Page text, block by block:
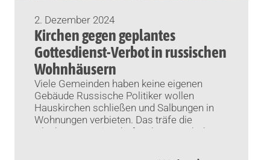
2. Dezember 2024
Kirchen gegen geplantes
Gottesdienst-Verbot in russischen
Wohnhäusern
Viele Gemeinden haben keine eigenen
Gebäude Russische Politiker wollen
Hauskirchen schließen und Salbungen in
Wohnungen verbieten. Das träfe die
Glaubensgemeinschaften hart. Nach der
katholische Bischöfe gegen den Vorstoß.